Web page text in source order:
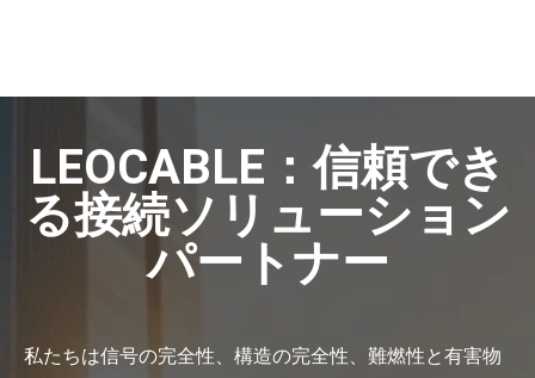
LEOCABLE：信頼でき
る接続ソリューション
パートナー
私たちは信号の完全性、構造の完全性、難燃性と有害物